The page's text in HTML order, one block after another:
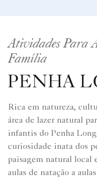
Atividades Para
Família
PENHA
Rica em natureza,
área de lazer natural
infantis do Penha
curiosidade inata dos
paisagem natural local
aulas de natação a